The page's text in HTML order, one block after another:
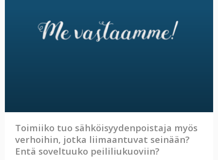
Toimiiko tuo sähköisyydenpoistaja myös
verhoihin, jotka liimaantuvat seinään?
Entä soveltuuko peililiukuoviin?